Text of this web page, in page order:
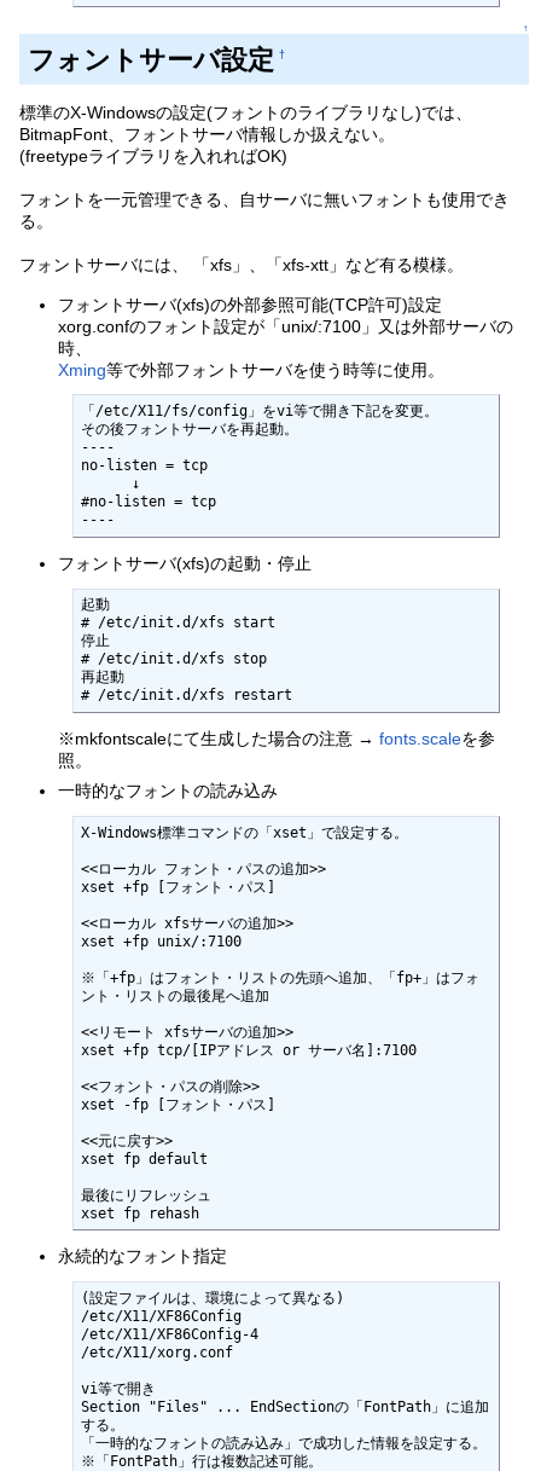
↑
フォントサーバ設定 †
標準のX-Windowsの設定(フォントのライブラリなし)では、
BitmapFont、フォントサーバ情報しか扱えない。
(freetypeライブラリを入れればOK)
フォントを一元管理できる、自サーバに無いフォントも使用でき
る。
フォントサーバには、 「xfs」、「xfs-xtt」など有る模様。
フォントサーバ(xfs)の外部参照可能(TCP許可)設定
xorg.confのフォント設定が「unix/:7100」又は外部サーバの
時、
Xming等で外部フォントサーバを使う時等に使用。
「/etc/X11/fs/config」をvi等で開き下記を変更。
その後フォントサーバを再起動。
----
no-listen = tcp
#no-listen = tcp
----
フォントサーバ(xfs)の起動・停止
起動
# /etc/init.d/xfs start
停止
# /etc/init.d/xfs stop
再起動
※mkfontscaleにて生成した場合の注意 →fonts.scaleを参
照。
一時的なフォントの読み込み
X-Windows標準コマンドの「xset」で設定する。
<<ローカル フォント・パスの追加>>
xset +fp [フォント・パス]
<<ローカル xfsサーバの追加>>
xset +fp unix/:7100
※「+fp」はフォント・リストの先頭へ追加、「fp+」はフォ
ント・リストの最後尾へ追加
<<リモート xfsサーバの追加>>
xset +fp tcp/[IPアドレス or サーバ名]:7100
<<フォント・パスの削除>>
xset -fp [フォント・パス]
<<元に戻す>>
xset fp default
最後にリフレッシュ
xset fp rehash
永続的なフォント指定
(設定ファイルは、環境によって異なる)
/etc/X11/XF86Config
/etc/X11/XF86Config-4
/etc/X11/xorg.conf
vi等で開き
Section "Files" ... EndSectionの「FontPath」に追加
する。
「一時的なフォントの読み込み」で成功した情報を設定する。
※「FontPath」行は複数記述可能。